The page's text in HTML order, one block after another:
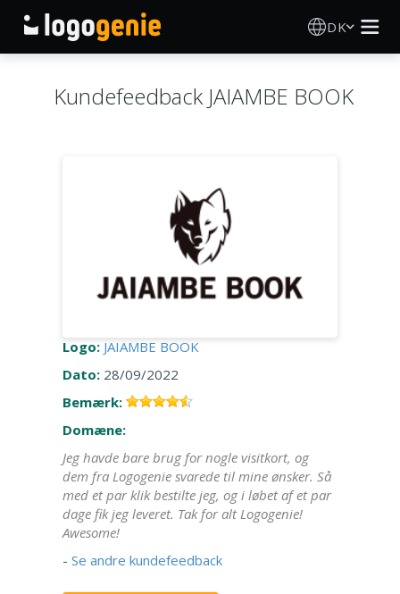
DK
Kundefeedback JAIAMBE BOOK
Logo: JAIAMBE BOOK
Dato: 28/09/2022
Bemærk:
Domæne:
Jeg havde bare brug for nogle visitkort, og
dem fra Logogenie svarede til mine ønsker. Så
med et par klik bestilte jeg, og i løbet af et par
dage fik jeg leveret. Tak for alt Logogenie!
Awesome!
- Se andre kundefeedback